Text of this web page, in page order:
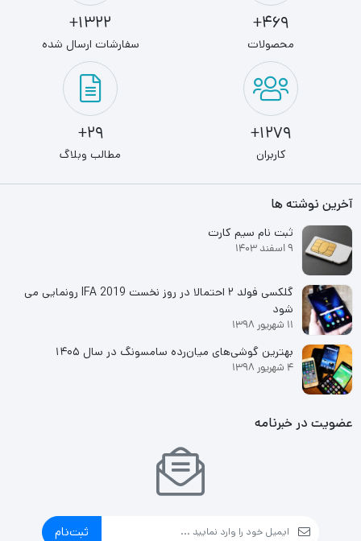
469+
محصولات
1322+
سفارشات ارسال شده
1279+
کاربران
29+
مطالب وبلاگ
آخرین نوشته ها
ثبت نام سیم کارت
9 اسفند 1403
گلکسی فولد ۲ احتمالا در روز نخست IFA 2019 رونمایی می
شود
11 شهریور 1398
بهترین گوشی‌های میان‌رده سامسونگ در سال ۱۴۰۵
4 شهریور 1398
عضویت در خبرنامه
ثبت‌نام